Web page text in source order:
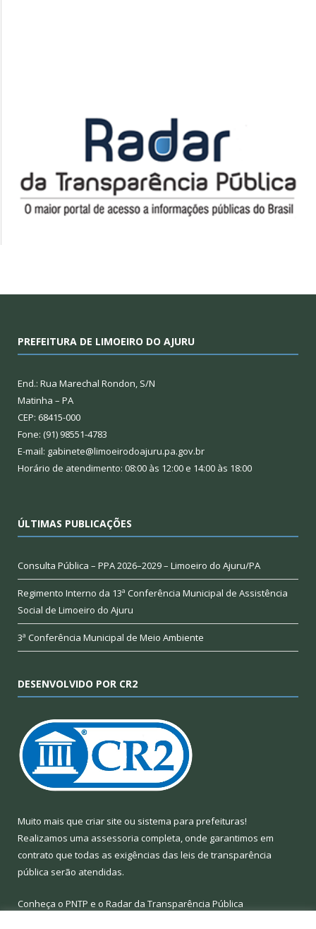
PREFEITURA DE LIMOEIRO DO AJURU
End.: Rua Marechal Rondon, S/N
Matinha – PA
CEP: 68415-000
Fone: (91) 98551-4783
E-mail: gabinete@limoeirodoajuru.pa.gov.br
Horário de atendimento: 08:00 às 12:00 e 14:00 às 18:00
ÚLTIMAS PUBLICAÇÕES
Consulta Pública – PPA 2026–2029 – Limoeiro do Ajuru/PA
Regimento Interno da 13ª Conferência Municipal de Assistência
Social de Limoeiro do Ajuru
3ª Conferência Municipal de Meio Ambiente
DESENVOLVIDO POR CR2
Muito mais que criar site ou sistema para prefeituras!
Realizamos uma assessoria completa, onde garantimos em
contrato que todas as exigências das leis de transparência
pública serão atendidas.
Conheça o PNTP e o Radar da Transparência Pública